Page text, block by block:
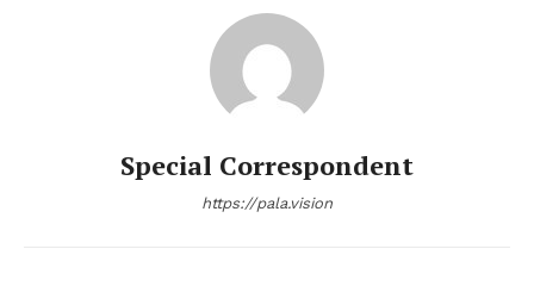
Special Correspondent
https://pala.vision